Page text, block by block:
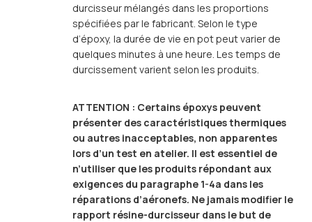
durcisseur mélangés dans les proportions
spécifiées par le fabricant. Selon le type
d’époxy, la durée de vie en pot peut varier de
quelques minutes à une heure. Les temps de
durcissement varient selon les produits.
ATTENTION : Certains époxys peuvent
présenter des caractéristiques thermiques
ou autres inacceptables, non apparentes
lors d’un test en atelier. Il est essentiel de
n’utiliser que les produits répondant aux
exigences du paragraphe 1-4a dans les
réparations d’aéronefs. Ne jamais modifier le
rapport résine-durcisseur dans le but de